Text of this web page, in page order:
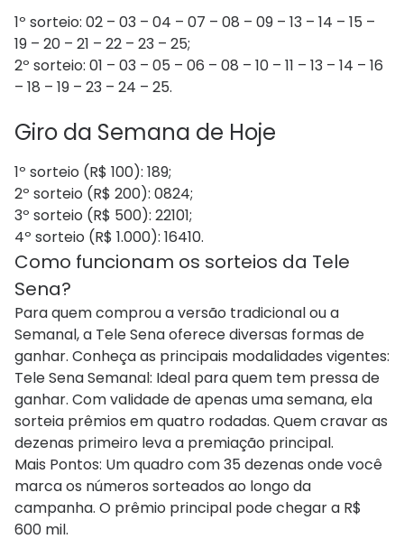
1º sorteio: 02 – 03 – 04 – 07 – 08 – 09 – 13 – 14 – 15 –
19 – 20 – 21 – 22 – 23 – 25;
2º sorteio: 01 – 03 – 05 – 06 – 08 – 10 – 11 – 13 – 14 – 16
– 18 – 19 – 23 – 24 – 25.
Giro da Semana de Hoje
1º sorteio (R$ 100): 189;
2º sorteio (R$ 200): 0824;
3º sorteio (R$ 500): 22101;
4º sorteio (R$ 1.000): 16410.
Como funcionam os sorteios da Tele
Sena?
Para quem comprou a versão tradicional ou a
Semanal, a Tele Sena oferece diversas formas de
ganhar. Conheça as principais modalidades vigentes:
Tele Sena Semanal: Ideal para quem tem pressa de
ganhar. Com validade de apenas uma semana, ela
sorteia prêmios em quatro rodadas. Quem cravar as
dezenas primeiro leva a premiação principal.
Mais Pontos: Um quadro com 35 dezenas onde você
marca os números sorteados ao longo da
campanha. O prêmio principal pode chegar a R$
600 mil.